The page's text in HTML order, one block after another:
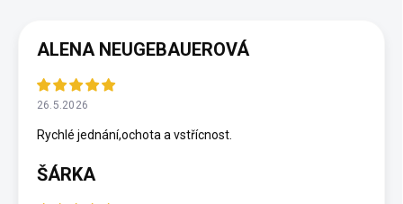
ALENA NEUGEBAUEROVÁ
26.5.2026
Rychlé jednání,ochota a vstřícnost.
ŠÁRKA